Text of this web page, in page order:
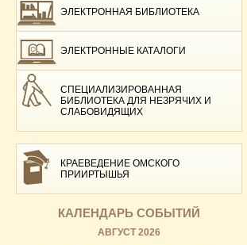
ЭЛЕКТРОННАЯ БИБЛИОТЕКА
ЭЛЕКТРОННЫЕ КАТАЛОГИ
СПЕЦИАЛИЗИРОВАННАЯ
БИБЛИОТЕКА ДЛЯ НЕЗРЯЧИХ И
СЛАБОВИДЯЩИХ
КРАЕВЕДЕНИЕ ОМСКОГО
ПРИИРТЫШЬЯ
КАЛЕНДАРЬ СОБЫТИЙ
АВГУСТ 2026